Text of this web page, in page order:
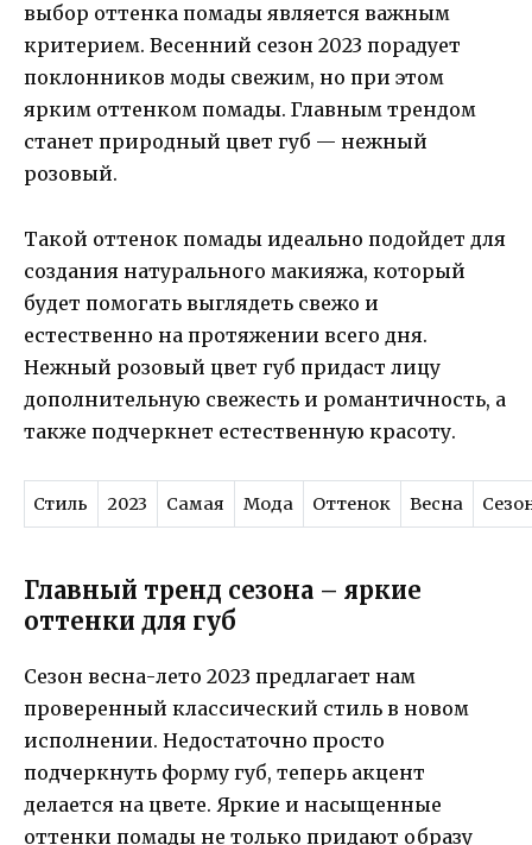
выбор оттенка помады является важным
критерием. Весенний сезон 2023 порадует
поклонников моды свежим, но при этом
ярким оттенком помады. Главным трендом
станет природный цвет губ — нежный
розовый.
Такой оттенок помады идеально подойдет для
создания натурального макияжа, который
будет помогать выглядеть свежо и
естественно на протяжении всего дня.
Нежный розовый цвет губ придаст лицу
дополнительную свежесть и романтичность, а
также подчеркнет естественную красоту.
Стиль 2023 Самая Мода Оттенок Весна
Главный тренд сезона – яркие
оттенки для губ
Сезон весна-лето 2023 предлагает нам
проверенный классический стиль в новом
исполнении. Недостаточно просто
подчеркнуть форму губ, теперь акцент
делается на цвете. Яркие и насыщенные
оттенки помады не только придают образу